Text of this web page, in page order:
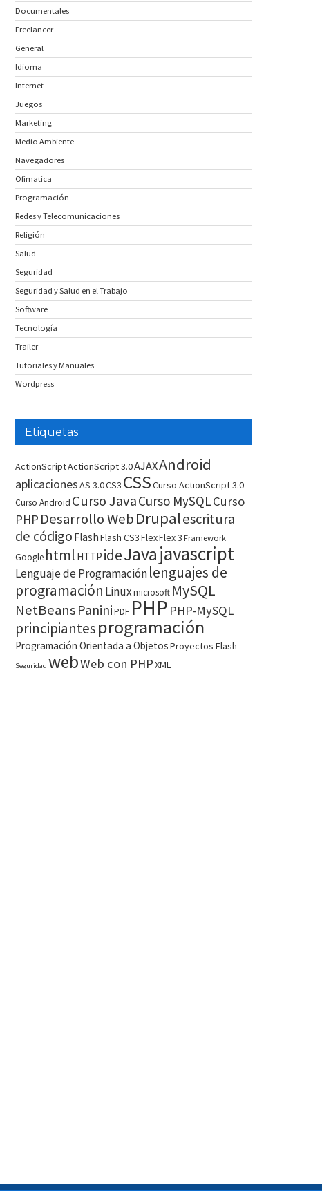
Documentales
Freelancer
General
Idioma
Internet
Juegos
Marketing
Medio Ambiente
Navegadores
Ofimatica
Programación
Redes y Telecomunicaciones
Religión
Salud
Seguridad
Seguridad y Salud en el Trabajo
Software
Tecnología
Trailer
Tutoriales y Manuales
Wordpress
Etiquetas
ActionScriptActionScript 3.0AJAXAndroid
aplicacionesAS 3.0CS3 CSSCurso ActionScript 3.0
Curso Android Curso JavaCurso MySQLCurso
PHP Desarrollo WebDrupalescritura
de código FlashFlash CS3FlexFlex 3 Framework
Google html HTTP ideJavajavascript
Lenguaje de Programaciónlenguajes de
programación Linuxmicrosoft MySQL
NetBeans PaniniPDF PHP PHP-MySQL
principiantesprogramación
Programación Orientada a ObjetosProyectos Flash
Seguridad webWeb con PHPXML